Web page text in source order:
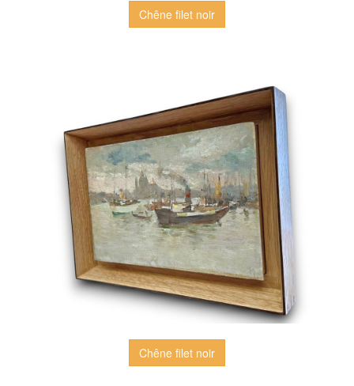
Chêne filet noir
Chêne filet noir